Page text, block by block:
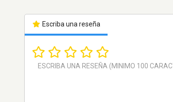
Escriba una reseña